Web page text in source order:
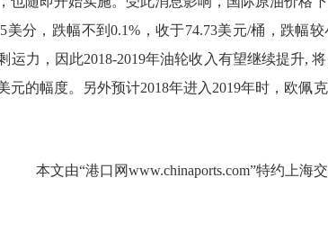
5美分，跌幅不到0.1% ，收于74.73美元/桶，跌幅
运力，因此2018-2019年油轮收入有望继续提升,
元的幅度。另外预计2018年进入 2019年时，欧佩
本文由“港口网www.chinaports.com”特约 上海交